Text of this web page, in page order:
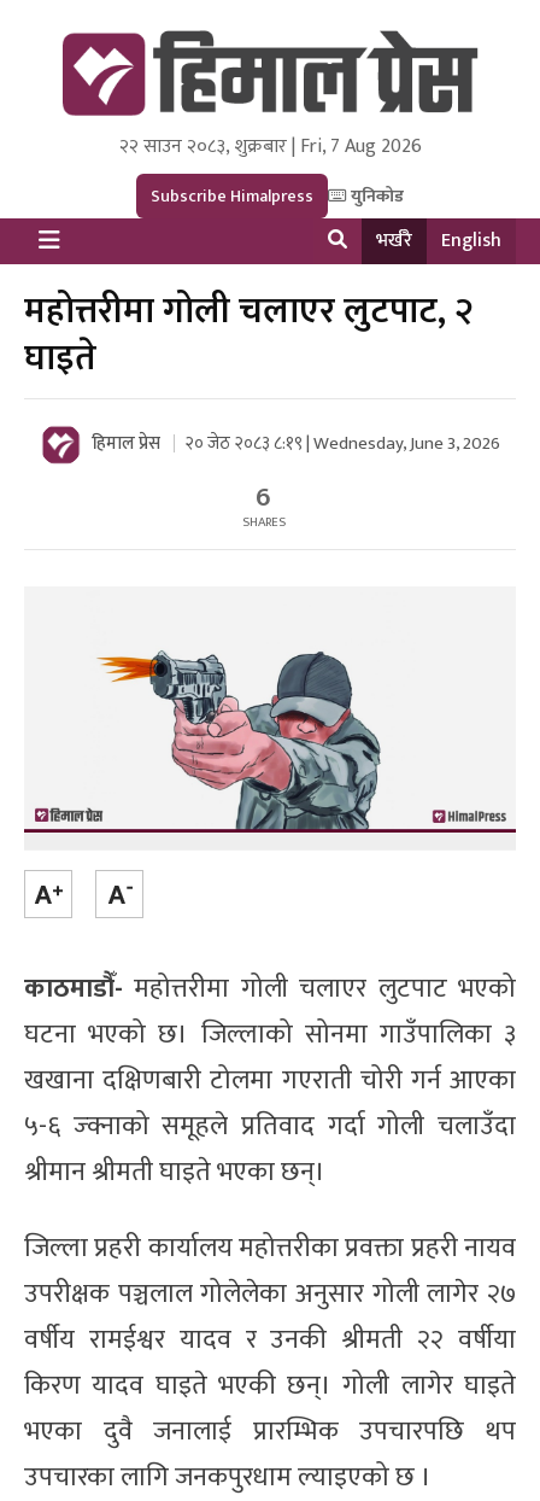
Himal Press
Dot NewsyNepal Media and Research Pvt Ltd.
२२ साउन २०८३, शुक्रबार | Fri, 7 Aug 2026
Subscribe Himalpress युनिकोड
भर्खरै English
महोत्तरीमा गोली चलाएर लुटपाट, २
घाइते
हिमाल प्रेस २० जेठ २०८३ ८:१९ | Wednesday, June 3, 2026
6
SHARES
काठमाडौँ- महोत्तरीमा गोली चलाएर लुटपाट भएको
घटना भएको छ। जिल्लाको सोनमा गाउँपालिका ३
खखाना दक्षिणबारी टोलमा गएराती चोरी गर्न आएका
५-६ ज्क्नाको समूहले प्रतिवाद गर्दा गोली चलाउँदा
श्रीमान श्रीमती घाइते भएका छन्।
जिल्ला प्रहरी कार्यालय महोत्तरीका प्रवक्ता प्रहरी नायव
उपरीक्षक पञ्चलाल गोलेलेका अनुसार गोली लागेर २७
वर्षीय रामईश्वर यादव र उनकी श्रीमती २२ वर्षीया
किरण यादव घाइते भएकी छन्। गोली लागेर घाइते
भएका दुवै जनालाई प्रारम्भिक उपचारपछि थप
उपचारका लागि जनकपुरधाम ल्याइएको छ ।